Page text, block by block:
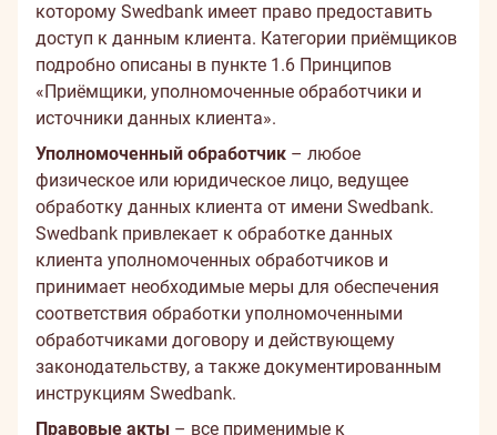
которому Swedbank имеет право предоставить
доступ к данным клиента. Категории приёмщиков
подробно описаны в пункте 1.6 Принципов
«Приёмщики, уполномоченные обработчики и
источники данных клиента».
Уполномоченный обработчик – любое
физическое или юридическое лицо, ведущее
обработку данных клиента от имени Swedbank.
Swedbank привлекает к обработке данных
клиента уполномоченных обработчиков и
принимает необходимые меры для обеспечения
соответствия обработки уполномоченными
обработчиками договору и действующему
законодательству, а также документированным
инструкциям Swedbank.
Правовые акты – все применимые к